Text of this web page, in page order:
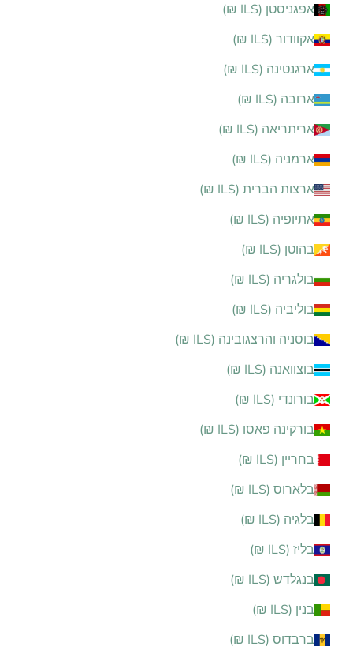
אפגניסטן (ILS ₪)
אקוודור (ILS ₪)
ארגנטינה (ILS ₪)
ארובה (ILS ₪)
אריתריאה (ILS ₪)
ארמניה (ILS ₪)
ארצות הברית (ILS ₪)
אתיופיה (ILS ₪)
בהוטן (ILS ₪)
בולגריה (ILS ₪)
בוליביה (ILS ₪)
בוסניה והרצגובינה (ILS ₪)
בוצוואנה (ILS ₪)
בורונדי (ILS ₪)
בורקינה פאסו (ILS ₪)
בחריין (ILS ₪)
בלארוס (ILS ₪)
בלגיה (ILS ₪)
בליז (ILS ₪)
בנגלדש (ILS ₪)
בנין (ILS ₪)
ברבדוס (ILS ₪)